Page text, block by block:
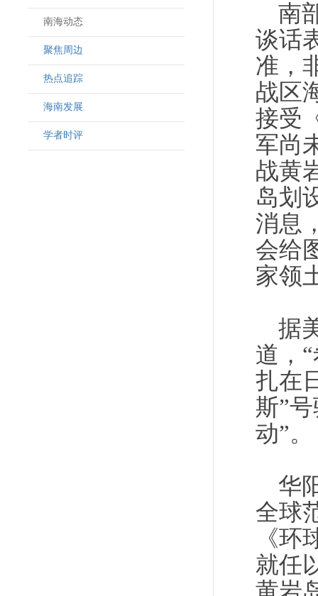
南海动态
聚焦周边
热点追踪
海南发展
学者时评
南
谈话
准，
战区
接受
军尚
战黄
岛划
消息
会给
家领
据
道，
扎在
斯”
动”。
华
全球
《
就任